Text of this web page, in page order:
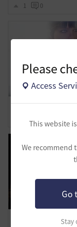
Please
Access
This website
We recommend
Go
Stay
1 0
わたしの旅路-覚醒
緩和でいけましたよ